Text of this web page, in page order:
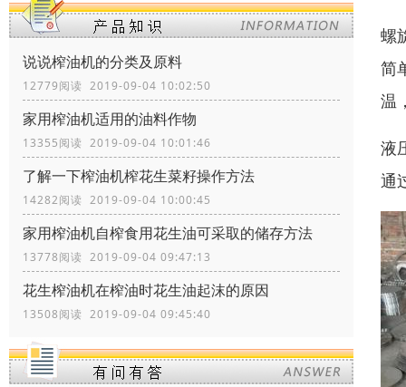
说说榨油机的分类及原料
12779阅读 2019-09-04 10:02:50
家用榨油机适用的油料作物
13355阅读 2019-09-04 10:01:46
了解一下榨油机榨花生菜籽操作方法
14282阅读 2019-09-04 10:00:45
家用榨油机自榨食用花生油可采取的储存方法
13778阅读 2019-09-04 09:47:13
花生榨油机在榨油时花生油起沫的原因
13508阅读 2019-09-04 09:45:40
螺
简
温
液
通